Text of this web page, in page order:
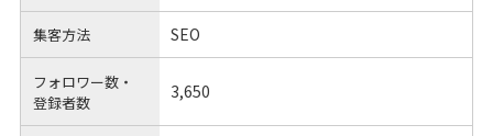
集客方法 SEO
フォロワー数・
登録者数
3,650